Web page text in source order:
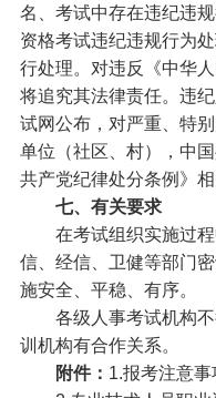
名、考试中存在违纪违
资格考试违纪违规行为
行处理。对违反《中华
将追究其法律责任。违
试网公布，对严重、特
单位（社区、村），中
共产党纪律处分条例》相
七、有关要求
在考试组织实施过程
信、经信、卫健等部门
施安全、平稳、有序。
各级人事考试机构不
训机构有合作关系。
附件： 1.报考注意事